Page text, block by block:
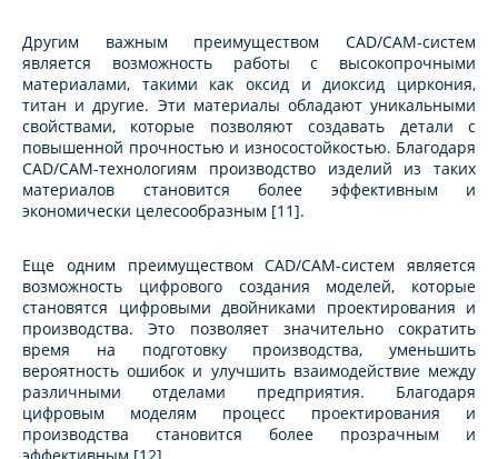
Другим важным преимуществом CAD/CAM-систем
является возможность работы с высокопрочными
материалами, такими как оксид и диоксид циркония,
титан и другие. Эти материалы обладают уникальными
свойствами, которые позволяют создавать детали с
повышенной прочностью и износостойкостью. Благодаря
CAD/CAM-технологиям производство изделий из таких
материалов становится более эффективным и
экономически целесообразным [11].
Еще одним преимуществом CAD/CAM-систем является
возможность цифрового создания моделей, которые
становятся цифровыми двойниками проектирования и
производства. Это позволяет значительно сократить
время на подготовку производства, уменьшить
вероятность ошибок и улучшить взаимодействие между
различными отделами предприятия. Благодаря
цифровым моделям процесс проектирования и
производства становится более прозрачным и